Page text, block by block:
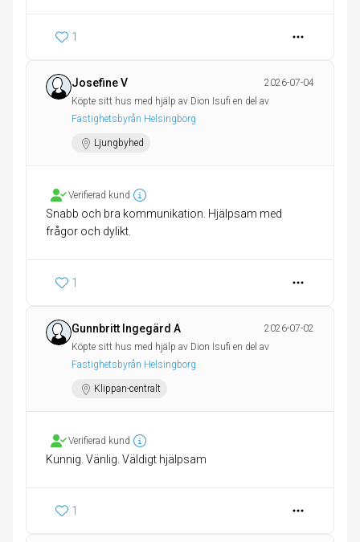
1
Josefine V
2026-07-04
Köpte sitt hus med hjälp av Dion Isufi en del av
Fastighetsbyrån Helsingborg
Ljungbyhed
Verifierad kund
Snabb och bra kommunikation. Hjälpsam med
frågor och dylikt.
1
Gunnbritt Ingegärd A
2026-07-02
Köpte sitt hus med hjälp av Dion Isufi en del av
Fastighetsbyrån Helsingborg
Klippan-centralt
Verifierad kund
Kunnig. Vänlig. Väldigt hjälpsam
1